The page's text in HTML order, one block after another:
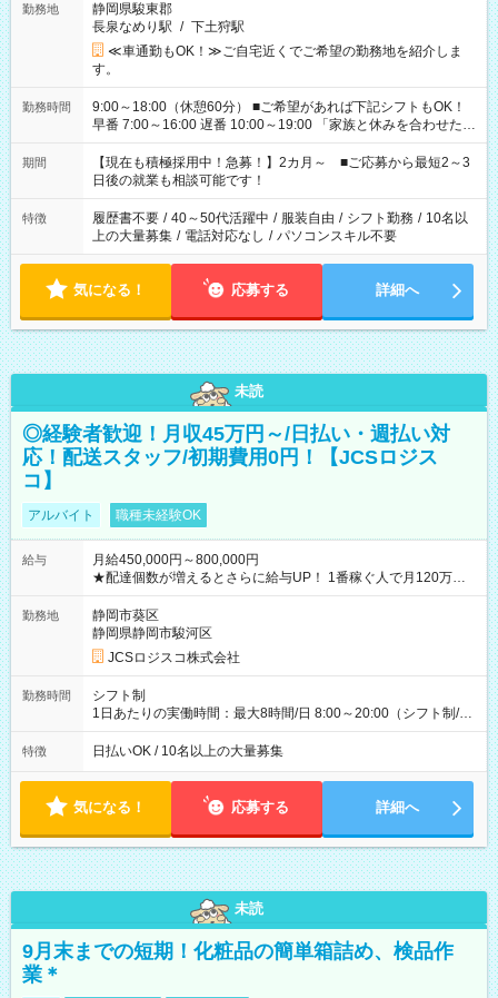
勤務地
静岡県駿東郡
長泉なめり駅 / 下土狩駅
≪車通勤もOK！≫ご自宅近くでご希望の勤務地を紹介しま
す。
勤務時間
9:00～18:00（休憩60分） ■ご希望があれば下記シフトもOK！
早番 7:00～16:00 遅番 10:00～19:00 「家族と休みを合わせた
い」 「余裕を持って夕飯の準備がしたい」 「できれば残業はし
たくない」 など、ご希望を教えてくださいね。 ※Wワーク希望
の方へ 今ご覧のお仕事で希望する勤務時間と、もう1つのお仕事
の勤務時間。 合計で週40時間を超える場合は応募できません。
期間
【現在も積極採用中！急募！】2カ月～ ■ご応募から最短2～3
日後の就業も相談可能です！
特徴 履歴書不要 / 40～50代活躍中 / 服装自由 / シフト勤務 / 10名以
上の大量募集 / 電話対応なし / パソコンスキル不要
気になる！ 応募する 詳細へ
未読
◎経験者歓迎！月収45万円～/日払い・週払い対
応！配送スタッフ/初期費用0円！【JCSロジス
コ】
アルバイト 職種未経験OK
給与
月給450,000円～800,000円
★配達個数が増えるとさらに給与UP！ 1番稼ぐ人で月120万ほ
ど！ ・主要都市エリア 月収55万円／週5日稼働 月収65万~112
万円／週6日稼働 ・地方郊外エリア 月収40万円／週5日稼働 月
収40万円~50万円／週6日稼働 ＜モデルイメージ＞ ■月収50万
円 (27歳男性/江東区在住)※元建築関係 1日150個配達×25日勤務
(日休み) ■月収80万円(43歳男性/墨田区在住)※元営業 1日200個
勤務地
静岡市葵区
静岡県静岡市駿河区
JCSロジスコ株式会社
勤務時間
シフト制
1日あたりの実働時間：最大8時間/日 8:00～20:00（シフト制/実
働8時間） ※週5日勤務（場所次第では週4も有り） ※配達状況
によって時間外での勤務可能性有り ※案件により多少の前後あ
特徴 日払いOK / 10名以上の大量募集
気になる！ 応募する 詳細へ
未読
9月末までの短期！化粧品の簡単箱詰め、検品作
業＊